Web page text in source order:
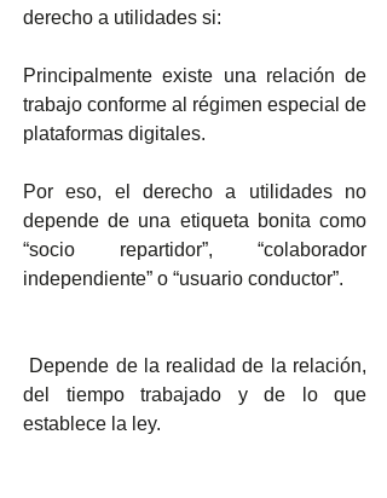
derecho a utilidades si:
Principalmente existe una relación de
trabajo conforme al régimen especial de
plataformas digitales.
Por eso, el derecho a utilidades no
depende de una etiqueta bonita como
“socio repartidor”, “colaborador
independiente” o “usuario conductor”.
del tiempo trabajado y de lo que
establece la ley.